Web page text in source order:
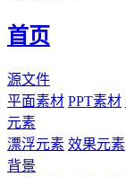
首页
源文件
平面素材 PPT素材
元素
漂浮元素 效果元素
背景